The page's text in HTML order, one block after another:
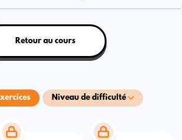
Niveau de difficulté
Retour au cours